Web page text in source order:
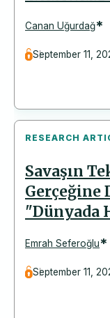
Canan Uğurdağ*
September 11,
RESEARCH
Savaşın
Gerçeğine
"Dünyada
Emrah Seferoğlu*
September 11,